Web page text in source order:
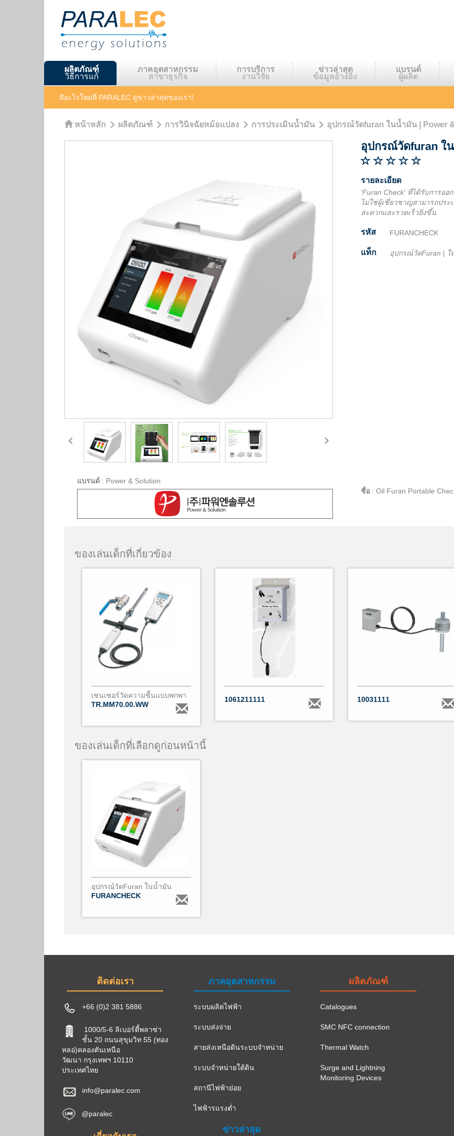
ผลิตภัณฑ์
วิธีการแก้
ภาคอุตสาหกรรม
สาขาธุรกิจ
การบริการ
งานวิจัย
ข่าวล่าสุด
ข้อมูลอ้างอิง
แบรนด์
ผู้ผลิต
มีอะไรใหม่ที่ PARALEC ดูข่าวล่าสุดของเรา!
หน้าหลัก ผลิตภัณฑ์ การวินิจฉัยหม้อแปลง การประเมินน้ำมัน อุปกรณ์วัดfuran ในน้ำมัน | Power
อุปกรณ์วัดfuran ใ
รายละเอียด
'Furan Check' ที่ได้รับการอ
ไม่ใช่ผู้เชี่ยวชาญสามารถประ
สะดวกและรวดเร็วยิ่งขึ้น
รหัส FURANCHECK
แท็ก อุปกรณ์วัดFuran | ใ
ชื่อ : Oil Furan Portable
แบรนด์ : Power & Solution
ของเล่นเด็กที่เกี่ยวข้อง
เซนเซอร์วัดความชื้นแบบพกพา
TR.MM70.00.WW
1061211111 10031111
ของเล่นเด็กที่เลือกดูก่อนหน้านี้
อุปกรณ์วัดFuran ในน้ำมัน
FURANCHECK
ติดต่อเรา
+66 (0)2 381 5886
1000/5-6 ลิเบอร์ตี้พลาซ่า
ชั้น 20 ถนนสุขุมวิท 55 (ทอง
หลอ่)คลองตันเหนือ
วัฒนา กรุงเทพฯ 10110
ประเทศไทย
info@paralec.com
@paralec
ภาคอุตสาหกรรม
ระบบผลิตไฟฟ้า
ระบบส่งจ่าย
สายส่งเหนือดินระบบจำหน่าย
ระบบจำหน่ายใต้ดิน
สถานีไฟฟ้าย่อย
ไฟฟ้ารแรงต่ำ
ข่าวล่าสุด
ผลิตภัณฑ์
Catalogues
SMC NFC connection
Thermal Watch
Surge and Lightning
Monitoring Devices